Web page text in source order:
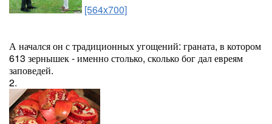
[564x700]
А начался он с традиционных угощений: граната, в котором
613 зернышек - именно столько, сколько бог дал евреям
заповедей.
2.